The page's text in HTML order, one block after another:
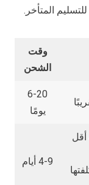
وقت
الشحن
6-20
يومًا
أقل
4-9 أيام